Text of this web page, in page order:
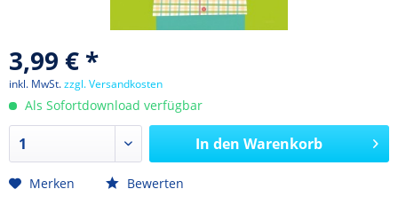
3,99 € *
inkl. MwSt.zzgl. Versandkosten
Als Sofortdownload verfügbar
In den Warenkorb
Merken Bewerten